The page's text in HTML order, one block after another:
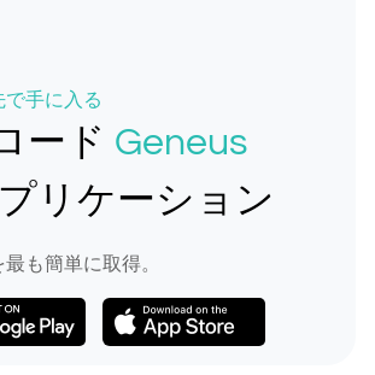
手に入る
ード Geneus
リケーション
も簡単に取得。